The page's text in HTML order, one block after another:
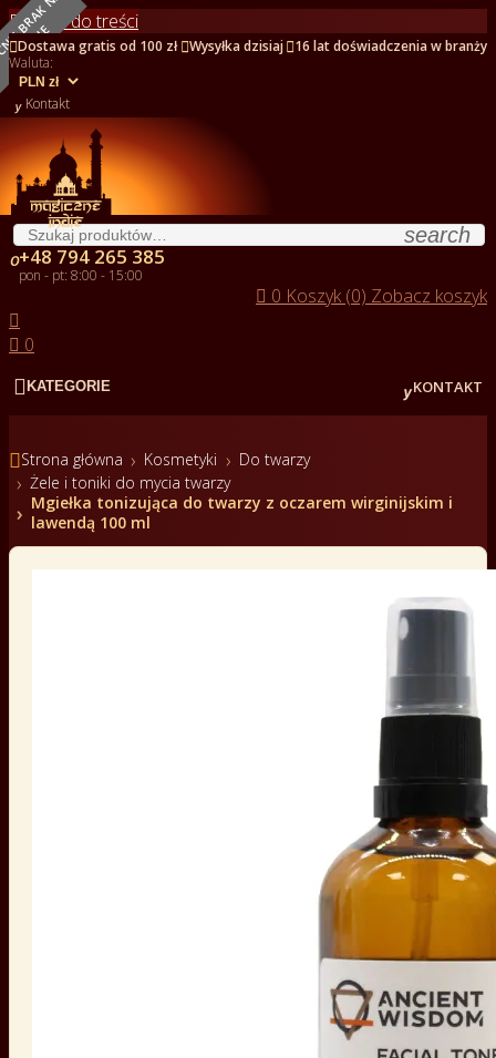
Przejdź do treści
Dostawa gratis od 100 zł Wysyłka dzisiaj 16 lat doświadczenia w branży
Waluta:
 Kontakt
search
+48 794 265 385
pon - pt: 8:00 - 15:00
 0 Koszyk (0) Zobacz koszyk

 0
 KATEGORIE KONTAKT
Strona główna Kosmetyki
Do twarzy
Żele i toniki do mycia twarzy
Mgiełka tonizująca do twarzy z oczarem wirginijskim i
lawendą 100 ml
NOWY
E